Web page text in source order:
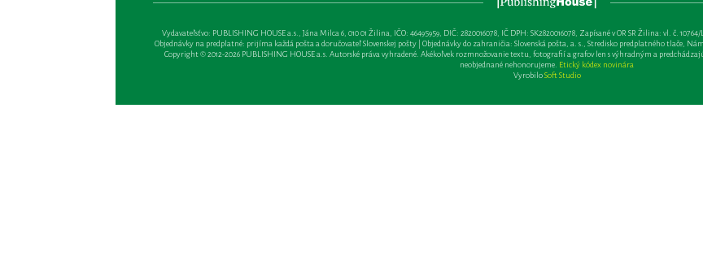
Vydavateľsťvo: PUBLISHING HOUSE a.s., Jána Milca 6, 010 01 Žilina, IČO: 46495959, DIČ: 2820016078, IČ DPH: SK2820016078, Zapísané v OR SR Žilina: vl. č.
Objednávky na predplatné: prijíma každá pošta a doručovateľ Slovenskej pošty | Objednávky do zahraničia: Slovenská pošta, a. s., Stredisko predplatného tlače,
Copyright © 2012-2026 PUBLISHING HOUSE a.s. Autorské práva vyhradené. Akékoľvek rozmnožovanie textu, fotografií a grafov len s výhradným a
neobjednané nehonorujeme. Etický kódex novinára
VyrobiloSoft Studio